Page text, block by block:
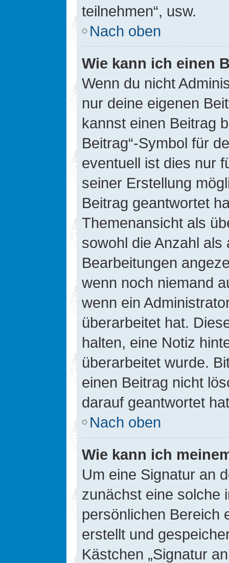
teilnehmen“, usw.
Nach oben
Wie kann ich einen
Wenn du nicht
nur deine eigenen
kannst einen Beitrag
Beitrag“-Symbol für
eventuell ist dies nur
seiner Erstellung
Beitrag geantwortet
Themenansicht als
sowohl die Anzahl
Bearbeitungen
wenn noch niemand
wenn ein
überarbeitet hat.
halten, eine Notiz
überarbeitet wurde.
einen Beitrag nicht
darauf geantwortet
Nach oben
Wie kann ich
Um eine Signatur an
zunächst eine solche
persönlichen Bereich
erstellt und
Kästchen „Signatur